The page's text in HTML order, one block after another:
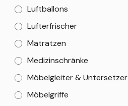
Luftballons
Lufterfrischer
Matratzen
Medizinschränke
Möbelgleiter & Untersetzer
Möbelgriffe